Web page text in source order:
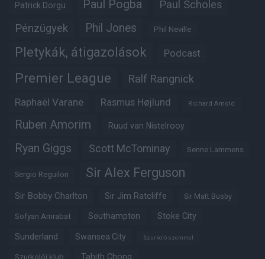
Patrick Dorgu Paul Pogba Paul Scholes
Pénzügyek Phil Jones Phil Neville
Pletykák, átigazolások Podcast
Premier League Ralf Rangnick
Raphaël Varane Rasmus Højlund Richard Arnold
Ruben Amorim Ruud van Nistelrooy
Ryan Giggs Scott McTominay Senne Lammens
Sergio Reguilon Sir Alex Ferguson
Sir Bobby Charlton Sir Jim Ratcliffe Sir Matt Busby
Sofyan Amrabat Southampton Stoke City
Sunderland Swansea City Szurkoló szemmel
Szurkolói klub Tahith Chong